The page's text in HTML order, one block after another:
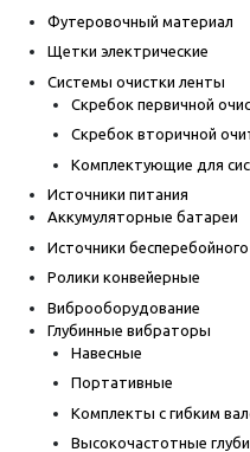
Футеровочный материал
Щетки электрические
Системы очистки ленты
Скребок первичной
Скребок вторичной
Комплектующие для
Источники питания
Аккумуляторные батареи
Источники
Ролики конвейерные
Виброоборудование
Глубинные вибраторы
Навесные
Портативные
Комплекты с гибким
Высокочастотные